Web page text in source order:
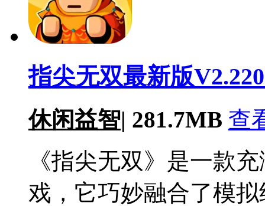
指尖无双最新版
休闲益智| 281.7MB 查
《指尖无双》是一款
戏，它巧妙融合了模